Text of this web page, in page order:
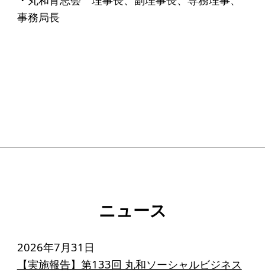
事務局長
ニュース
2026年7月31日
【実施報告】第133回 丸和ソーシャルビジネス